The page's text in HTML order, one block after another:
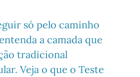
só pelo caminho
a camada que
tradicional
Veja o que o Teste